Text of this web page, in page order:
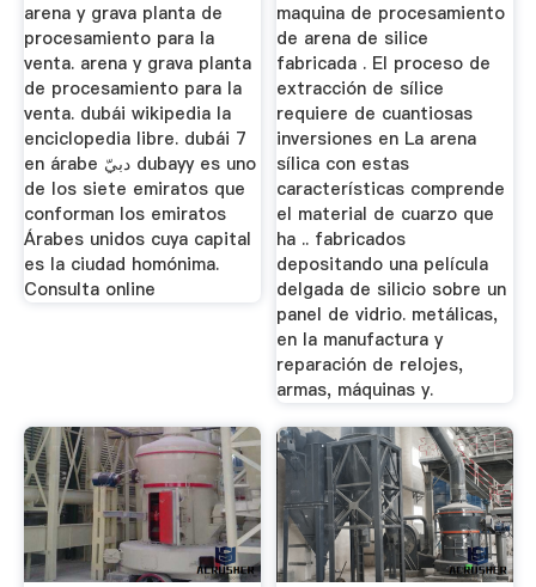
arena y grava planta de
procesamiento para la
venta. arena y grava planta
de procesamiento para la
venta. dubái wikipedia la
enciclopedia libre. dubái 7
en árabe دبيّ dubayy es uno
de los siete emiratos que
conforman los emiratos
Árabes unidos cuya capital
es la ciudad homónima.
Consulta online
maquina de procesamiento
de arena de silice
fabricada . El proceso de
extracción de sílice
requiere de cuantiosas
inversiones en La arena
sílica con estas
características comprende
el material de cuarzo que
ha .. fabricados
depositando una película
delgada de silicio sobre un
panel de vidrio. metálicas,
en la manufactura y
reparación de relojes,
armas, máquinas y.